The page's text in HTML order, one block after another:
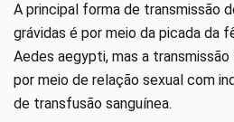
A principal forma de transmissão
grávidas é por meio da picada da
Aedes aegypti, mas a
por meio de relação sexual com
de transfusão sanguínea.